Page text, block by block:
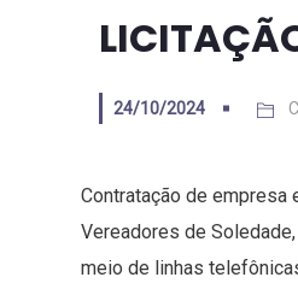
24/10/2024
Contratação de empresa
Vereadores de
meio de linhas